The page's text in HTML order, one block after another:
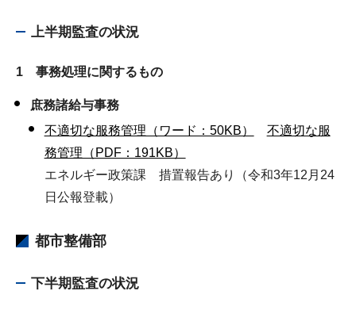
上半期監査の状況
1 事務処理に関するもの
庶務諸給与事務
不適切な服務管理（ワード：50KB）
不適切な服
務管理（PDF：191KB）
エネルギー政策課 措置報告あり（令和3年12月24
日公報登載）
都市整備部
下半期監査の状況